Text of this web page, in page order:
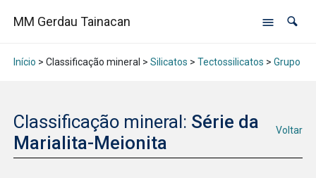
MM Gerdau Tainacan
Início > Classificação mineral > Silicatos > Tectossilicatos > Grupo
Classificação mineral: Série da
Marialita-Meionita
Voltar